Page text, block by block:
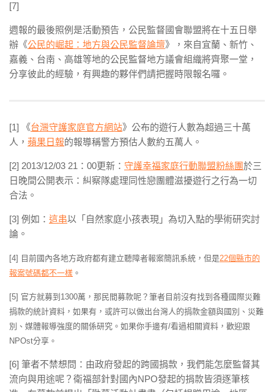
[7]
週報的最後照例是活動預告，公民監督國會聯盟將在十五日舉
辦《公民的崛起：地方與公民監督論壇》，來自宜蘭、新竹、
嘉義、台南、高雄等地的公民監督地方議會組織將齊聚一堂，
分享彼此的經驗，有興趣的夥伴們請把握時限報名囉。
[1] 《台灣守護家庭官方網站》公布的遊行人數為超過三十萬
人， 蘋果日報的報導稱警方預估人數約五萬人。
[2] 2013/12/03 21：00更新： 守護幸福家庭行動聯盟粉絲團於三
日晚間公開表示：糾察隊處理同性戀團體滋擾遊行之行為一切
合法。
[3] 例如： 這串以「自然家庭小孩表現」為切入點的學術研究討
論。
[4] 目前國內各地方政府都有建立聽障者報案簡訊系統，但是22個縣市的
報案號碼都不一樣 。
[5] 官方就募到1300萬，那民間募款呢？筆者目前沒有找到各種國際災難
捐款的統計資料，如果有，或許可以做出台灣人的捐款金額與國別、災難
別、媒體報導強度的關係研究。如果你手邊有/看過相關資料，歡迎跟
NPOst分享。
[6] 筆者不禁想問：由政府發起的跨國捐款，我們能怎麼監督其
流向與用途呢？衛福部針對國內NPO發起的捐款皆須逐筆核